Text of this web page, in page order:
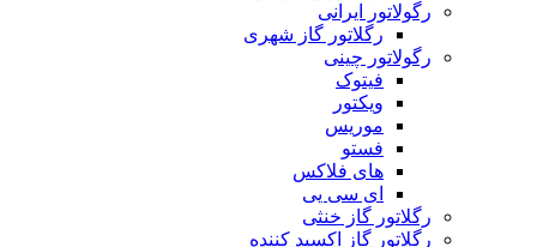
رگولاتور ایرانی
رگلاتور گاز شهری
رگولاتور چینی
فیتوک
ویکتور
موریس
فستو
های فلاکس
ای سی یی
رگلاتور گاز خنثی
رگلاتور گاز اکسید کننده